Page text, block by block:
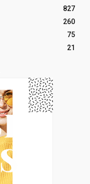
827
260
75
21